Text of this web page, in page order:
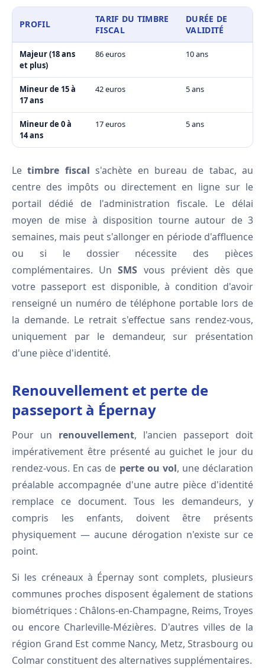
PROFIL
TARIF DU TIMBRE
FISCAL
DURÉE DE
VALIDITÉ
Majeur (18 ans
et plus)
86 euros 10 ans
Mineur de 15 à
17 ans
42 euros 5 ans
Mineur de 0 à
14 ans
17 euros 5 ans
Letimbre fiscal s'achète en bureau de tabac, au
centre des impôts ou directement en ligne sur le
portail dédié de l'administration fiscale. Le délai
moyen de mise à disposition tourne autour de 3
semaines, mais peut s'allonger en période d'affluence
ou si le dossier nécessite des pièces
complémentaires. UnSMS vous prévient dès que
votre passeport est disponible, à condition d'avoir
renseigné un numéro de téléphone portable lors de
la demande. Le retrait s'effectue sans rendez-vous,
uniquement par le demandeur, sur présentation
d'une pièce d'identité.
Renouvellement et perte de
passeport à Épernay
Pour un renouvellement, l'ancien passeport doit
impérativement être présenté au guichet le jour du
rendez-vous. En cas de perte ou vol, une déclaration
préalable accompagnée d'une autre pièce d'identité
remplace ce document. Tous les demandeurs, y
compris les enfants, doivent être présents
physiquement — aucune dérogation n'existe sur ce
point.
Si les créneaux à Épernay sont complets, plusieurs
communes proches disposent également de stations
biométriques : Châlons-en-Champagne, Reims, Troyes
ou encore Charleville-Mézières. D'autres villes de la
région Grand Est comme Nancy, Metz, Strasbourg ou
Colmar constituent des alternatives supplémentaires.